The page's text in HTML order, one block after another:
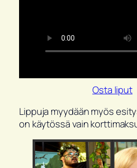
Osta liput
Lippuja myydään myös
on käytössä vain